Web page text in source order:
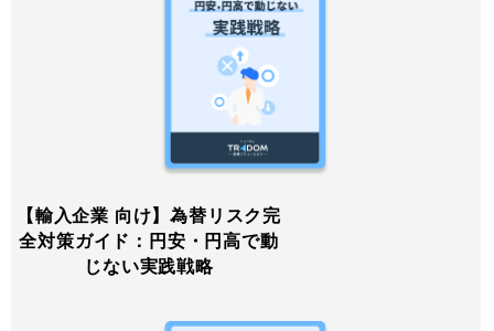
【輸入企業 向け】為替リスク完
全対策ガイド：円安・円高で動
じない実践戦略